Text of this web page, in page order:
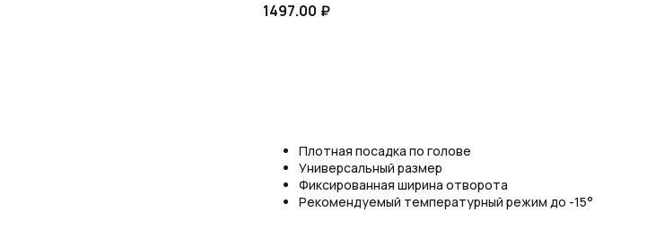
1497.00 ₽
Плотная посадка по голове
Универсальный размер
Фиксированная ширина отворота
Рекомендуемый температурный режим до -15°